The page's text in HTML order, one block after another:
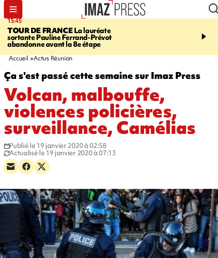
15:45
TOUR DE FRANCELa lauréate
sortante Pauline Ferrand-Prévot
abandonne avant la 8e étape
20:17
routière, concours de
Accueil Actus Réunion
Ça s'est passé cette semaine sur Imaz Press
Volcan, malbouffe,
violences policières,
surveillance, Camélias
Publié le 19 janvier 2020 à 02:58
Actualisé le 19 janvier 2020 à 07:13